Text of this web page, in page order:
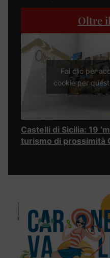
Oltre
Fai clic per
cookie per
Castelli di Sicilia: 19
turismo di prossimità